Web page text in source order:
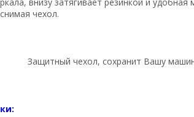
чехол.
Защитный чехол, сохранит Вашу